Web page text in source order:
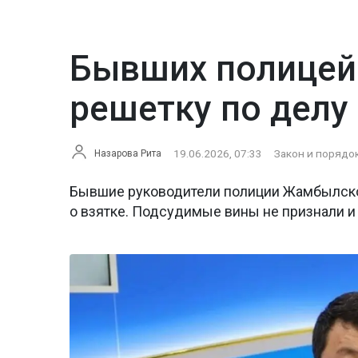
Бывших
решетку по делу
Назарова Рита 19.06.2026, 07:33 Закон и
Бывшие руководители полиции
о взятке. Подсудимые вины не признали и